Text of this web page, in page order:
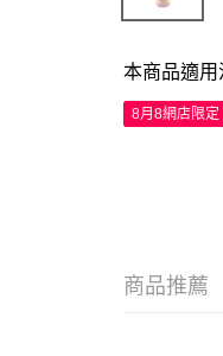
本商品適用
8月8網店限定
商品推薦